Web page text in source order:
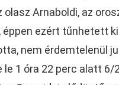
Arnaboldi, az
ezért tűnhetett
nem érdemtelenül
le 1 óra 22 perc alatt